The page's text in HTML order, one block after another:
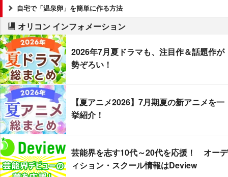
自宅で「温泉卵」を簡単に作る方法
オリコン インフォメーション
2026年7月夏ドラマも、注目作＆話題作が
勢ぞろい！
【夏アニメ2026】7月期夏の新アニメを一
挙紹介！
芸能界を志す10代～20代を応援！ オーデ
ィション・スクール情報はDeview